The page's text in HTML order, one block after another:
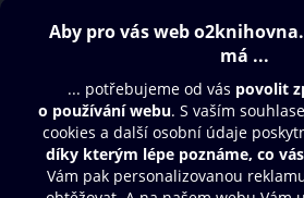
Obsah ke stažení
Moje O2 Knihovna